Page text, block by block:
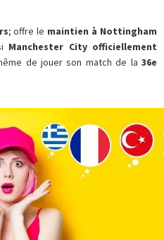
; offre le maintien à Nottingham
Manchester City officiellement
de jouer son match de la 36e